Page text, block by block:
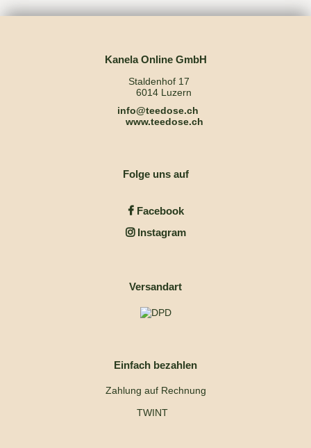
Kanela Online GmbH
Staldenhof 17
6014 Luzern
info@teedose.ch
www.teedose.ch
Folge uns auf
Facebook
Instagram
Versandart
Einfach bezahlen
Zahlung auf Rechnung
TWINT